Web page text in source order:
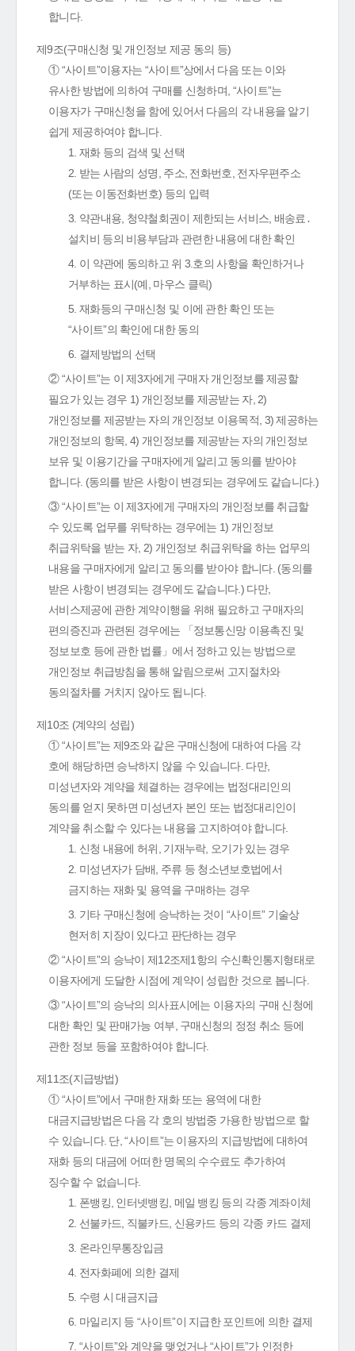
합니다.
제9조(구매신청 및 개인정보 제공 동의 등)
① “사이트”이용자는 “사이트”상에서 다음 또는 이와
유사한 방법에 의하여 구매를 신청하며, “사이트”는
이용자가 구매신청을 함에 있어서 다음의 각 내용을 알기
쉽게 제공하여야 합니다.
1. 재화 등의 검색 및 선택
2. 받는 사람의 성명, 주소, 전화번호, 전자우편주소
(또는 이동전화번호) 등의 입력
3. 약관내용, 청약철회권이 제한되는 서비스, 배송료․
설치비 등의 비용부담과 관련한 내용에 대한 확인
4. 이 약관에 동의하고 위 3.호의 사항을 확인하거나
거부하는 표시(예, 마우스 클릭)
5. 재화등의 구매신청 및 이에 관한 확인 또는
“사이트”의 확인에 대한 동의
6. 결제방법의 선택
② “사이트”는 이 제3자에게 구매자 개인정보를 제공할
필요가 있는 경우 1) 개인정보를 제공받는 자, 2)
개인정보를 제공받는 자의 개인정보 이용목적, 3) 제공하는
개인정보의 항목, 4) 개인정보를 제공받는 자의 개인정보
보유 및 이용기간을 구매자에게 알리고 동의를 받아야
합니다. (동의를 받은 사항이 변경되는 경우에도 같습니다.)
③ “사이트”는 이 제3자에게 구매자의 개인정보를 취급할
수 있도록 업무를 위탁하는 경우에는 1) 개인정보
취급위탁을 받는 자, 2) 개인정보 취급위탁을 하는 업무의
내용을 구매자에게 알리고 동의를 받아야 합니다. (동의를
받은 사항이 변경되는 경우에도 같습니다.) 다만,
서비스제공에 관한 계약이행을 위해 필요하고 구매자의
편의증진과 관련된 경우에는 「정보통신망 이용촉진 및
정보보호 등에 관한 법률」에서 정하고 있는 방법으로
개인정보 취급방침을 통해 알림으로써 고지절차와
동의절차를 거치지 않아도 됩니다.
제10조 (계약의 성립)
① “사이트”는 제9조와 같은 구매신청에 대하여 다음 각
호에 해당하면 승낙하지 않을 수 있습니다. 다만,
미성년자와 계약을 체결하는 경우에는 법정대리인의
동의를 얻지 못하면 미성년자 본인 또는 법정대리인이
계약을 취소할 수 있다는 내용을 고지하여야 합니다.
1. 신청 내용에 허위, 기재누락, 오기가 있는 경우
2. 미성년자가 담배, 주류 등 청소년보호법에서
금지하는 재화 및 용역을 구매하는 경우
3. 기타 구매신청에 승낙하는 것이 “사이트” 기술상
현저히 지장이 있다고 판단하는 경우
② “사이트”의 승낙이 제12조제1항의 수신확인통지형태로
이용자에게 도달한 시점에 계약이 성립한 것으로 봅니다.
③ “사이트”의 승낙의 의사표시에는 이용자의 구매 신청에
대한 확인 및 판매가능 여부, 구매신청의 정정 취소 등에
관한 정보 등을 포함하여야 합니다.
제11조(지급방법)
① “사이트”에서 구매한 재화 또는 용역에 대한
대금지급방법은 다음 각 호의 방법중 가용한 방법으로 할
수 있습니다. 단, “사이트”는 이용자의 지급방법에 대하여
재화 등의 대금에 어떠한 명목의 수수료도 추가하여
징수할 수 없습니다.
1. 폰뱅킹, 인터넷뱅킹, 메일 뱅킹 등의 각종 계좌이체
2. 선불카드, 직불카드, 신용카드 등의 각종 카드 결제
3. 온라인무통장입금
4. 전자화폐에 의한 결제
5. 수령 시 대금지급
6. 마일리지 등 “사이트”이 지급한 포인트에 의한 결제
7. “사이트”와 계약을 맺었거나 “사이트”가 인정한